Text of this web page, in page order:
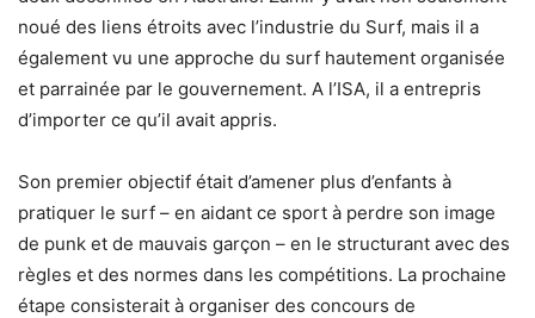
noué des liens étroits avec l’industrie du Surf, mais il a
également vu une approche du surf hautement organisée
et parrainée par le gouvernement. A l’ISA, il a entrepris
d’importer ce qu’il avait appris.
Son premier objectif était d’amener plus d’enfants à
pratiquer le surf – en aidant ce sport à perdre son image
de punk et de mauvais garçon – en le structurant avec des
règles et des normes dans les compétitions. La prochaine
étape consisterait à organiser des concours de